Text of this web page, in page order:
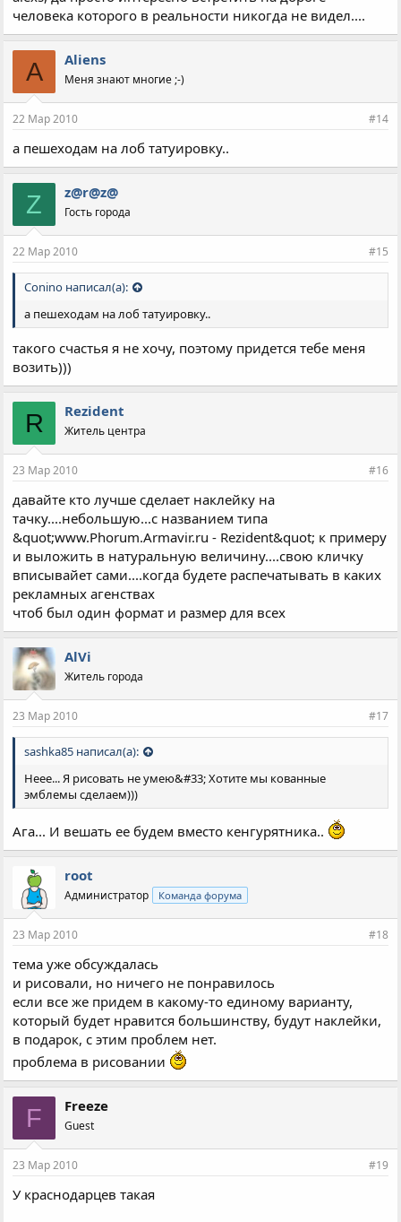
человека которого в реальности никогда не видел....
A Aliens
Меня знают многие ;-)
22 Мар 2010 #14
а пешеходам на лоб татуировку..
Z z@r@z@
Гость города
22 Мар 2010 #15
Conino написал(а):
а пешеходам на лоб татуировку..
такого счастья я не хочу, поэтому придется тебе меня
возить)))
R Rezident
Житель центра
23 Мар 2010 #16
давайте кто лучше сделает наклейку на
тачку....небольшую...с названием типа
&quot;www.Phorum.Armavir.ru - Rezident&quot; к примеру
и выложить в натуральную величину....свою кличку
вписывайет сами....когда будете распечатывать в каких
рекламных агенствах
чтоб был один формат и размер для всех
AlVi
Житель города
23 Мар 2010 #17
sashka85 написал(а):
Неее... Я рисовать не умею&#33; Хотите мы кованные
эмблемы сделаем)))
Ага... И вешать ее будем вместо кенгурятника..
root
Администратор Команда форума
23 Мар 2010 #18
тема уже обсуждалась
и рисовали, но ничего не понравилось
если все же придем в какому-то единому варианту,
который будет нравится большинству, будут наклейки,
в подарок, с этим проблем нет.
проблема в рисовании
F Freeze
Guest
23 Мар 2010 #19
У краснодарцев такая